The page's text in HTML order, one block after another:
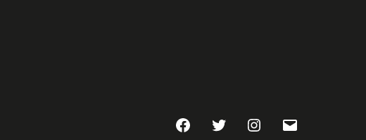
FacebookTwitter Instagram